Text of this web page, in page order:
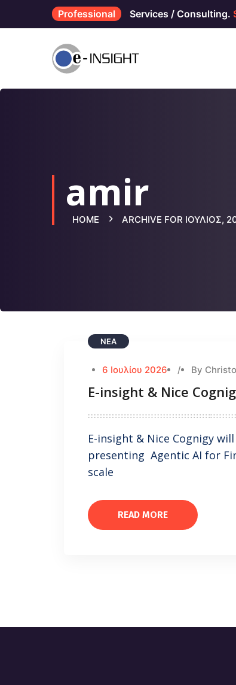
Professional Services / Consulting.
amir
HOME ARCHIVE FOR ΙΟΎΛΙΟΣ,
ΝΈΑ
6 Ιουλίου 2026 / By
E-insight & Nice
E-insight & Nice Cognigy
presenting Agentic AI for
scale
READ MORE